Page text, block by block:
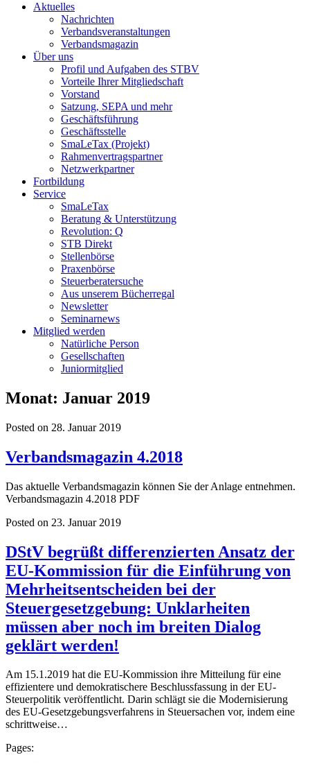
Aktuelles
Nachrichten
Verbandsveranstaltungen
Verbandsmagazin
Über uns
Profil und Aufgaben des STBV
Vorteile Ihrer Mitgliedschaft
Vorstand
Satzung, SEPA und mehr
Geschäftsführung
Geschäftsstelle
SmaLeTax (Projekt)
Rahmenvertragspartner
Netzwerkpartner
Fortbildung
Service
SmaLeTax
Beratung & Unterstützung
Revolution: Q
STB Direkt
Stellenbörse
Praxenbörse
Steuerberatersuche
Aus unserem Bücherregal
Newsletter
Seminarnews
Mitglied werden
Natürliche Person
Gesellschaften
Juniormitglied
Monat: Januar 2019
Posted on 28. Januar 2019
Verbandsmagazin 4.2018
Das aktuelle Verbandsmagazin können Sie der Anlage entnehmen.
Verbandsmagazin 4.2018 PDF
Posted on 23. Januar 2019
DStV begrüßt differenzierten Ansatz der
EU-Kommission für die Einführung von
Mehrheitsentscheiden bei der
Steuergesetzgebung: Unklarheiten
müssen aber noch im breiten Dialog
geklärt werden!
Am 15.1.2019 hat die EU-Kommission ihre Mitteilung für eine
effizientere und demokratischere Beschlussfassung in der EU-
Steuerpolitik veröffentlicht. Darin schlägt sie die Modernisierung
des EU-Gesetzgebungsverfahrens in Steuersachen vor, indem eine
schrittweise…
Pages: